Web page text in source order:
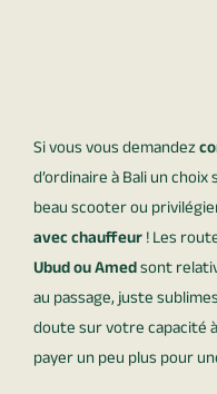
Si vous vous demandez
d’ordinaire à Bali un
beau scooter ou
avec chauffeur! Les
Ubud ou Amedsont
au passage, juste sublimes
doute sur votre capacité
payer un peu plus pour